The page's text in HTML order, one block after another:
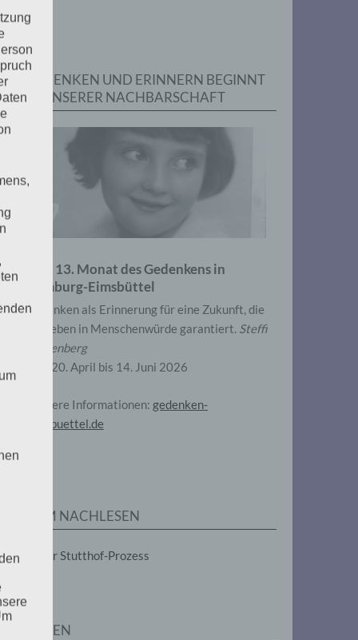
GEDENKEN UND ERINNERN BEGINNT
IN UNSERER NACHBARSCHAFT
Zum 13. Monat des Gedenkens in
Hamburg-Eimsbüttel
Gedenken als Erinnerung für eine Zukunft, die
ein Leben in Menschenwürde garantiert. Steffi
Wittenberg
Vom 20. April bis 14. Juni 2026
Weitere Informationen: gedenken-
eimsbuettel.de
ZUM NACHLESEN
Der Stutthof-Prozess
SEITEN